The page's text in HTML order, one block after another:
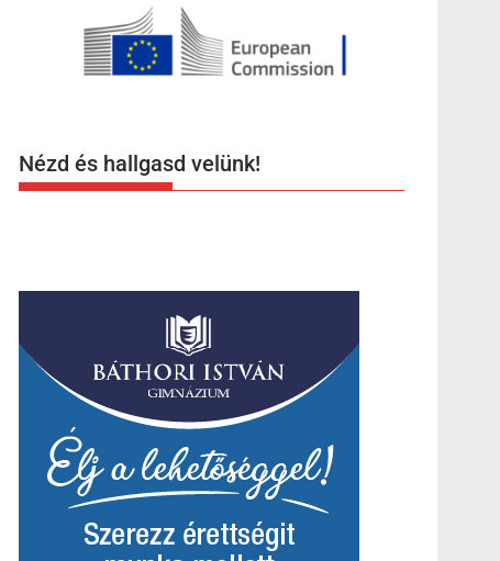
Nézd és hallgasd velünk!